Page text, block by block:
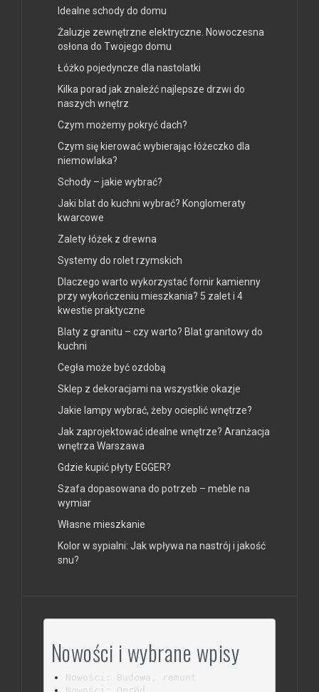
Idealne schody do domu
Żaluzje zewnętrzne elektryczne. Nowoczesna
osłona do Twojego domu
Łóżko pojedyncze dla nastolatki
Kilka porad jak znaleźć najlepsze drzwi do
naszych wnętrz
Czym możemy pokryć dach?
Czym się kierować wybierając łóżeczko dla
niemowlaka?
Schody – jakie wybrać?
Jaki blat do kuchni wybrać? Konglomeraty
kwarcowe
Zalety łóżek z drewna
Systemy do rolet rzymskich
Dlaczego warto wykorzystać fornir kamienny
przy wykończeniu mieszkania? 5 zalet i 4
kwestie praktyczne
Blaty z granitu – czy warto? Blat granitowy do
kuchni
Cegła może być ozdobą
Sklep z dekoracjami na wszystkie okazje
Jakie lampy wybrać, żeby ocieplić wnętrze?
Jak zaprojektować idealne wnętrze? Aranżacja
wnętrza Warszawa
Gdzie kupić płyty EGGER?
Szafa dopasowana do potrzeb – meble na
wymiar
Własne mieszkanie
Kolor w sypialni: Jak wpływa na nastrój i jakość
snu?
Nowości i wybrane wpisy
Nowości: Budowa, remont